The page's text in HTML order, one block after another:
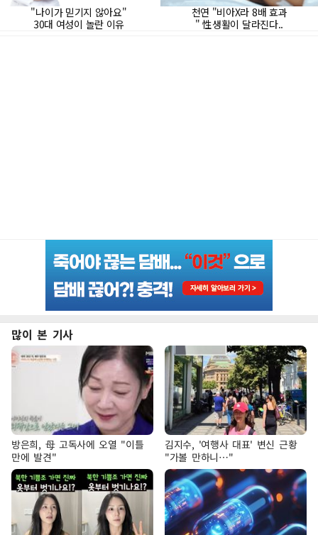
많이 본 기사
방은희, 母 고독사에 오열 "이틀
만에 발견"
김지수, '여행사 대표' 변신 근황
"가볼 만하니…"